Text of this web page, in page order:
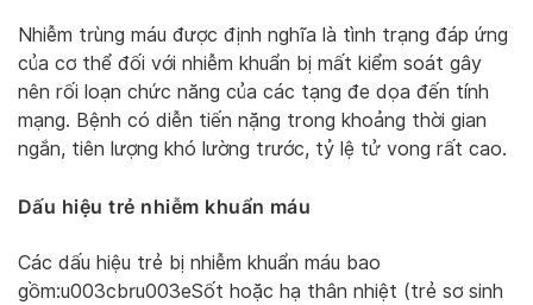
Nhiễm trùng máu được định nghĩa là tình trạng đáp ứng
của cơ thể đối với nhiễm khuẩn bị mất kiểm soát gây
nên rối loạn chức năng của các tạng đe dọa đến tính
mạng. Bệnh có diễn tiến nặng trong khoảng thời gian
ngắn, tiên lượng khó lường trước, tỷ lệ tử vong rất cao.
Dấu hiệu trẻ nhiễm khuẩn máu
Các dấu hiệu trẻ bị nhiễm khuẩn máu bao
gồm:u003cbru003eSốt hoặc hạ thân nhiệt (trẻ sơ sinh